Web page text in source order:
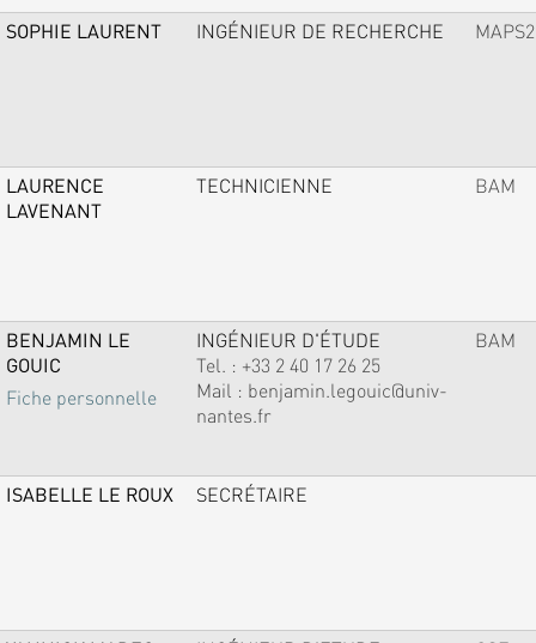
SOPHIE LAURENT INGÉNIEUR DE RECHERCHE MAPS2
LAURENCE
LAVENANT
TECHNICIENNE BAM
BENJAMIN LE
GOUIC
Fiche personnelle
INGÉNIEUR D'ÉTUDE
Tel. : +33 2 40 17 26 25
Mail : benjamin.legouic@univ-
nantes.fr
BAM
ISABELLE LE ROUX SECRÉTAIRE